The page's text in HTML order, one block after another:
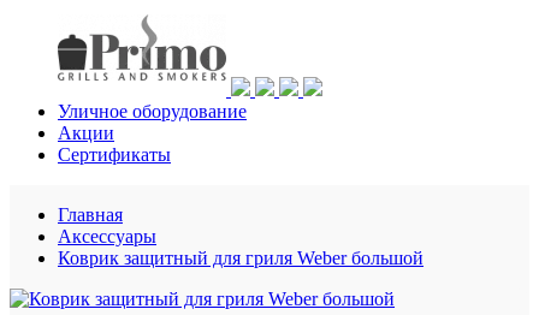
Уличное оборудование
Акции
Сертификаты
Главная
Аксессуары
Коврик защитный для гриля Weber большой